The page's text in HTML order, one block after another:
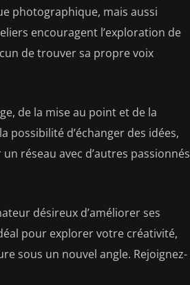
photographique, mais aussi
encouragent l’exploration de
de trouver sa propre voix
de la mise au point et de la
d’échanger des idées,
réseau avec d’autres passionnés
désireux d’améliorer ses
pour explorer votre créativité,
sous un nouvel angle. Rejoignez-